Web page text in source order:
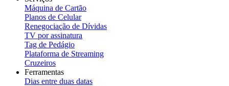
Máquina de Cartão
Planos de Celular
Renegociação de Dívidas
TV por assinatura
Tag de Pedágio
Plataforma de Streaming
Cruzeiros
Ferramentas
Dias entre duas datas